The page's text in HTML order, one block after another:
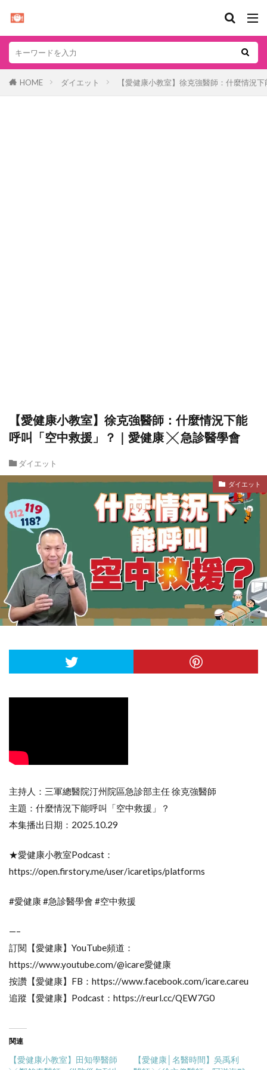
HOME ダイエット 【愛健康小教室】徐克強醫師：什麼情況
【愛健康小教室】徐克強醫師：什麼情況下能
呼叫「空中救援」？｜愛健康 ╳ 急診醫學會
ダイエット
ダイエット
主持人：三軍總醫院汀州院區急診部主任 徐克強醫師
主題：什麼情況下能呼叫「空中救援」？
本集播出日期：2025.10.29
★愛健康小教室Podcast：
https://open.firstory.me/user/icaretips/platforms
#愛健康 #​​急診醫學會 #空中救援
—–
訂閱【愛健康】YouTube頻道：
https://www.youtube.com/@icare愛健康
按讚【愛健康】FB：https://www.facebook.com/icare.careu
追蹤【愛健康】Podcast：https://reurl.cc/QEW7G0
関連
【愛健康小教室】田知學醫師
【愛健康│名醫時間】吳禹利